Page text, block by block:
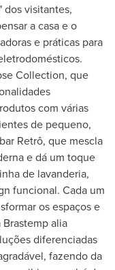
dos visitantes,
a casa e o
e práticas para
Collection, que
com várias
de pequeno,
Retrô, que mescla
e dá um toque
de lavanderia,
funcional. Cada um
os espaços e
alia
diferenciadas
fazendo da